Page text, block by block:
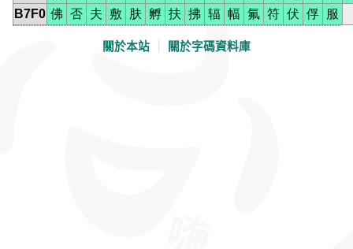
B7F0 佛 否 夫 敷 肤 孵 扶 拂 辐 幅 氟 符 伏 俘 服
關於本站 關於字碼資料庫